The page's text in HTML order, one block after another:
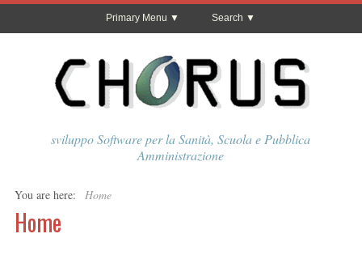
Primary Menu Search
sviluppo Software per la Sanità, Scuola e Pubblica
Amministrazione
You are here: Home
Home